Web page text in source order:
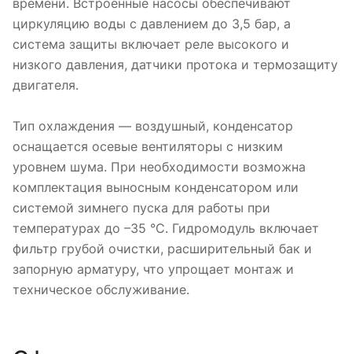
времени. Встроенные насосы обеспечивают
циркуляцию воды с давлением до 3,5 бар, а
система защиты включает реле высокого и
низкого давления, датчики протока и термозащиту
двигателя.
Тип охлаждения — воздушный, конденсатор
оснащается осевые вентиляторы с низким
уровнем шума. При необходимости возможна
комплектация выносным конденсатором или
системой зимнего пуска для работы при
температурах до –35 °С. Гидромодуль включает
фильтр грубой очистки, расширительный бак и
запорную арматуру, что упрощает монтаж и
техническое обслуживание.